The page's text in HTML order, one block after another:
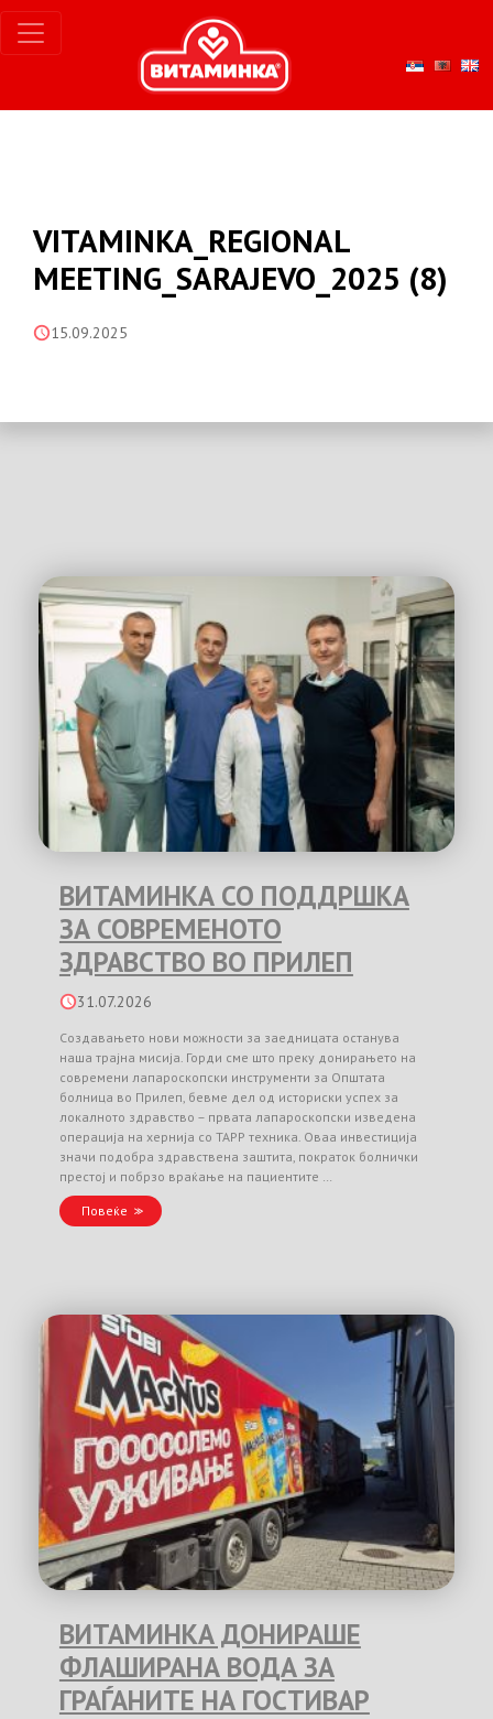
VITAMINKA_REGIONAL
MEETING_SARAJEVO_2025 (8)
15.09.2025
ВИТАМИНКА СО ПОДДРШКА
ЗА СОВРЕМЕНОТО
ЗДРАВСТВО ВО ПРИЛЕП
31.07.2026
Создавањето нови можности за заедницата останува
наша трајна мисија. Горди сме што преку донирањето на
современи лапароскопски инструменти за Општата
болница во Прилеп, бевме дел од историски успех за
локалното здравство – првата лапароскопски изведена
операција на хернија со TAPP техника. Оваа инвестиција
значи подобра здравствена заштита, пократок болнички
престој и побрзо враќање на пациентите …
Повеќе
ВИТАМИНКА ДОНИРАШЕ
ФЛАШИРАНА ВОДА ЗА
ГРАЃАНИТЕ НА ГОСТИВАР